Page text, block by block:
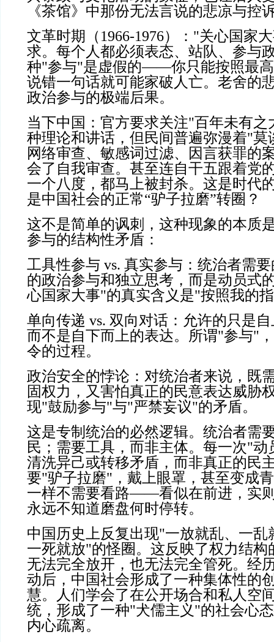
《茶馆》中那份无法言说的悲凉与控
文革时期（1966-1976）： "关心国家
求。每个人都必须表态、站队、参与
种"参与"是虚假的——你只能按照最
说错一句话就可能家破人亡。老舍的
政治参与的极端后果。
当下中国：官方要求关注"百年未有之
种理论和讲话，但民间普遍弥漫着"莫
网络审查、敏感词过滤、因言获罪的
会了自我审查。甚至连自干五跟着党
一个八度，都马上被封杀。这是时代
是中国社会的正常“驴子拉磨”转圈？
这不是简单的讽刺，这种现象的本质
参与的结构性矛盾：
工具性参与 vs. 真实参与：统治者需
的政治参与和独立思考，而是动员式
心国家大事"的真实含义是"按照我的
单向传递 vs. 双向对话：允许的只是
而不是自下而上的表达。所谓"参与"
令的过程。
政治安全的悖论：对统治者来说，既
固权力，又害怕真正的民意表达威胁
现"鼓励参与"与"严禁妄议"的矛盾。
这是专制统治的必然逻辑。统治者需
民；需要工具，而非主体。每一次"动
清洗异己或转移矛盾，而非真正的民
要"驴子拉磨" ，戴上眼罩，甚至变成
一样不需要看路——看似在前进，实
永远不知道磨盘何时停转。
中国历史上反复出现"一放就乱、一乱
一死就放"的怪圈。这反映了权力结
无法完全放开，也无法完全管死。经
动后，中国社会形成了一种集体性的
慧。人们学会了在公开场合和私人空
统，形成了一种"犬儒主义"的社会心
内心疏离。